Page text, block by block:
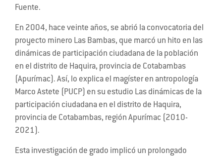
Fuente.
En 2004, hace veinte años, se abrió la convocatoria del
proyecto minero Las Bambas, que marcó un hito en las
dinámicas de participación ciudadana de la población
en el distrito de Haquira, provincia de Cotabambas
(Apurímac). Así, lo explica el magíster en antropología
Marco Astete (PUCP) en su estudio Las dinámicas de la
participación ciudadana en el distrito de Haquira,
provincia de Cotabambas, región Apurímac (2010-
2021).
Esta investigación de grado implicó un prolongado